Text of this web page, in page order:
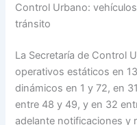
Control Urbano:
tránsito
La Secretaría de Control
operativos estáticos en
dinámicos en 1 y 72, en
entre 48 y 49, y en 32
adelante notificaciones y